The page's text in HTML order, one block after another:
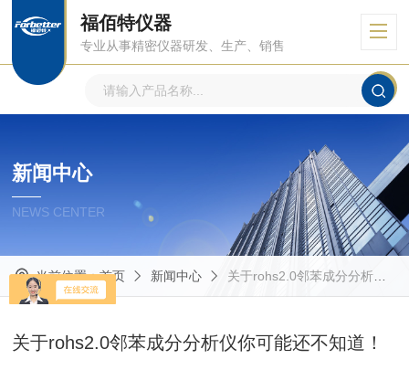
福佰特仪器
专业从事精密仪器研发、生产、销售
新闻中心
NEWS CENTER
当前位置：首页 新闻中心 关于rohs2.0邻苯成分分析仪你可能还不知道！
关于rohs2.0邻苯成分分析仪你可能还不知道！